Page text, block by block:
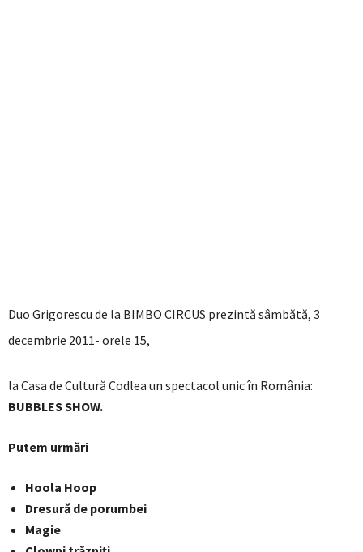
Duo Grigorescu de la BIMBO CIRCUS prezintă sâmbătă, 3
decembrie 2011- orele 15,
la Casa de Cultură Codlea un spectacol unic în România:
BUBBLES SHOW.
Putem urmări
Hoola Hoop
Dresură de porumbei
Magie